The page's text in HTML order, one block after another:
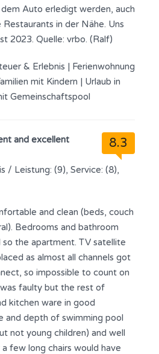
Auto erledigt werden, auch
in der Nähe. Uns
2023. Quelle: vrbo. (Ralf)
& Erlebnis | Ferienwohnung
mit Kindern | Urlaub in
Gemeinschaftspool
8.3
and excellent
/ Leistung: (9), Service: (8),
and clean (beds, couch
Bedrooms and bathroom
so the apartment. TV satellite
as almost all channels got
so impossible to count on
faulty but the rest of
kitchen ware in good
and depth of swimming pool
not young children) and well
few long chairs would have